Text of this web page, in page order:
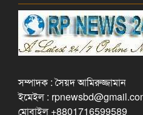
সম্পাদক : সৈয়দ আমিরুজ্জামান
ইমেইল :
মোবাইল +8801716599589